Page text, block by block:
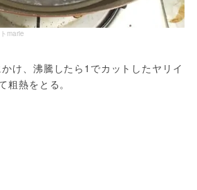
marie
け、沸騰したら1でカットしたヤリイ
粗熱をとる。